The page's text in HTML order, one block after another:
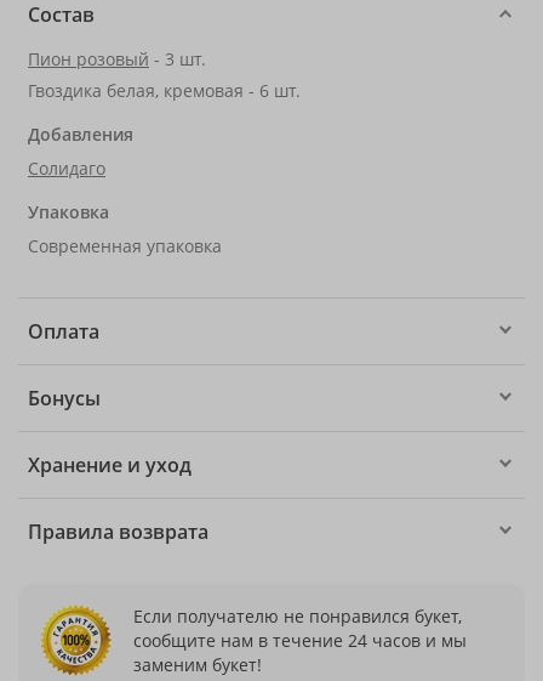
Состав
Пион розовый - 3 шт.
Гвоздика белая, кремовая - 6 шт.
Добавления
Солидаго
Упаковка
Современная упаковка
Оплата
Бонусы
Хранение и уход
Правила возврата
Если получателю не понравился букет,
сообщите нам в течение 24 часов и мы
заменим букет!